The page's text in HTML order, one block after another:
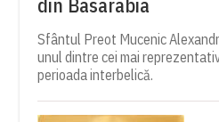
Sfântul Preot Mucenic
unul dintre cei mai
perioada interbelică.